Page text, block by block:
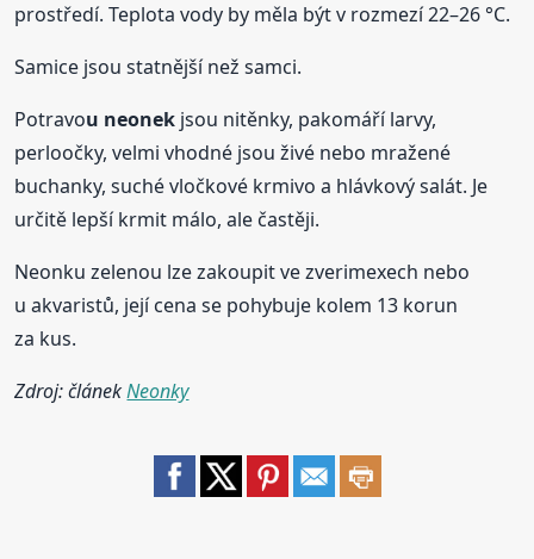
prostředí. Teplota vody by měla být v rozmezí 22–26 °C.
Samice jsou statnější než samci.
Potravou neonek jsou nitěnky, pakomáří larvy,
perloočky, velmi vhodné jsou živé nebo mražené
buchanky, suché vločkové krmivo a hlávkový salát. Je
určitě lepší krmit málo, ale častěji.
Neonku zelenou lze zakoupit ve zverimexech nebo
u akvaristů, její cena se pohybuje kolem 13 korun
za kus.
Zdroj: článekNeonky